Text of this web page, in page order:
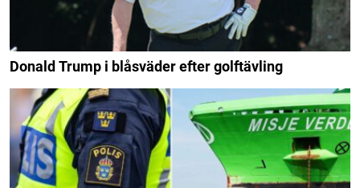
Donald Trump i blåsväder efter golftävling